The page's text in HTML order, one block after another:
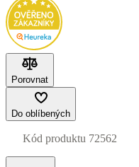
Porovnat
Do oblíbených
Kód produktu 72562